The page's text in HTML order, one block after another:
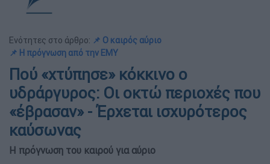
Ενότητες στο άρθρο: 📌 Ο καιρός αύριο
📌 Η πρόγνωση από την ΕΜΥ
Πού «χτύπησε» κόκκινο ο
υδράργυρος: Οι οκτώ περιοχές που
«έβρασαν» - Έρχεται ισχυρότερος
καύσωνας
Η πρόγνωση του καιρού για αύριο